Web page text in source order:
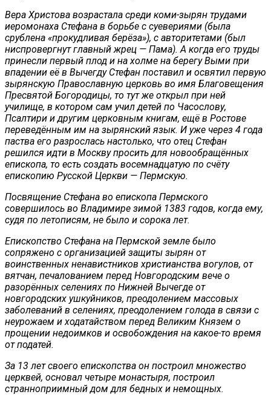
Вера Христова возрастала среди коми-зырян трудами
иеромонаха Стефана в борьбе с суевериями (была
срублена «прокудливая берёза»), с авторитетами (был
ниспровергнут главный жрец — Пама). А когда его труды
принесли первый плод и на холме на берегу Выми при
впадении её в Вычегду Стефан поставил и освятил первую
зырянскую Православную церковь во имя Благовещения
Пресвятой Богородицы, то тут же открыл при ней
училище, в котором сам учил детей по Часослову,
Псалтири и другим церковным книгам, ещё в Ростове
переведённым им на зырянский язык. И уже через 4 года
паства его разрослась настолько, что отец Стефан
решился идти в Москву просить для новообращённых
епископа, то есть создать восемнадцатую по счёту
епископию Русской Церкви — Пермскую.
Посвящение Стефана во епископа Пермского
совершилось во Владимире зимой 1383 годов, когда ему,
судя по летописям, не было и сорока лет.
Епископство Стефана на Пермской земле было
сопряжено с организацией защиты зырян от
воинственных ненавистников христианства вогулов, от
вятчан, печалованием перед Новгородским вече о
разорённых селениях по Нижней Вычегде от
новгородских ушкуйников, преодолением массовых
заболеваний в селениях, преодолением голода в связи с
неурожаем и ходатайством перед Великим Князем о
прощении недоимков и освобождения на какое-то время
от податей.
За 13 лет своего епископства он построил множество
церквей, основал четыре монастыря, построил
странноприимный дом для бедных и немощных.